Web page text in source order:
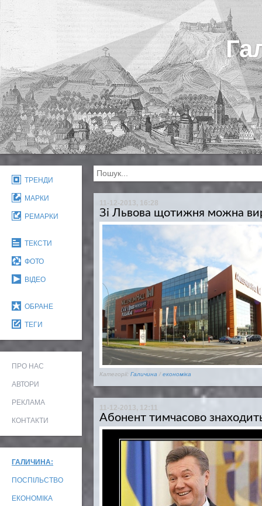
ТРЕНДИ
МАРКИ
РЕМАРКИ
ТЕКСТИ
ФОТО
ВІДЕО
ОБРАНЕ
ТЕГИ
ПРО НАС
АВТОРИ
РЕКЛАМА
КОНТАКТИ
ГАЛИЧИНА:
ПОСПІЛЬСТВО
ЕКОНОМІКА
11-12-2013, 16:28
Зі Львова щотижня можна
Категорії: Галичина / економіка
11-12-2013, 12:11
Абонент тимчасово